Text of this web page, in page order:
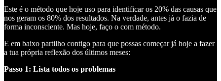
Este é o método que hoje uso para identificar os 20% das causas que
nos geram os 80% dos resultados. Na verdade, antes já o fazia de
forma inconsciente. Mas hoje, faço o com método.
E em baixo partilho contigo para que possas começar já hoje a fazer
a tua própria reflexão dos últimos meses:
Passo 1: Lista todos os problemas